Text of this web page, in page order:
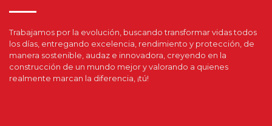
Trabajamos por la evolución, buscando transformar vidas todos
los días, entregando excelencia, rendimiento y protección, de
manera sostenible, audaz e innovadora, creyendo en la
construcción de un mundo mejor y valorando a quienes
realmente marcan la diferencia, ¡tú!